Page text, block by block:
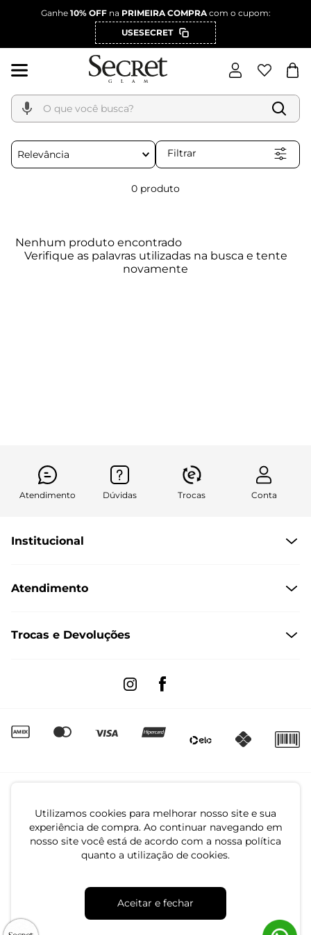
Utilizamos cookies para melhorar nosso site e sua
experiência de compra. Ao continuar navegando em
nosso site você está de acordo com a nossa política
quanto a utilização de cookies.
Aceitar e fechar
Ganhe 10% OFFna PRIMEIRA COMPRAcom o cupom:
USESECRET
O que você busca?
Relevância Filtrar
0 produto
Nenhum produto encontrado
Atendimento Dúvidas Trocas Conta
Institucional
Políticas de Privacidade
Formas de Entrega
Regulamento de Promoções
Canal de Denúncias | Ética
Atendimento
Fale conosco pelo WhatsApp
Trocas e Devoluções
Av. Maria Marangoni, 391 - 89129-080 - Luiz Alves - SC